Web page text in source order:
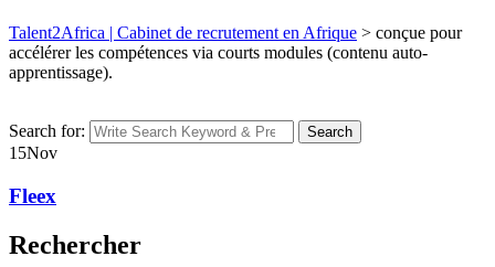
Talent2Africa | Cabinet de recrutement en Afrique > conçue pour
accélérer les compétences via courts modules (contenu auto-
apprentissage).
Search for: Search
15Nov
Fleex
Rechercher